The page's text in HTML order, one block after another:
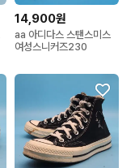
14,900원
aa 아디다스 스탠스미스
여성스니커즈230